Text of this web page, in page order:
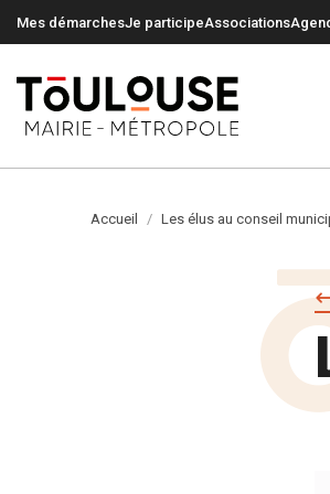
Mes démarchesJe participeAssociations
Accueil Les élus au conseil